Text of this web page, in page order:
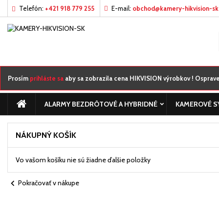
Telefón: +421 918 779 255 E-mail: obchod@kamery-hikvision-
Prosím prihláste sa aby sa zobrazila cena HIKVISION výrobkov !
ALARMY BEZDRÔTOVÉ A HYBRIDNÉ KAMEROVÉ
NÁKUPNÝ KOŠÍK
Vo vašom košíku nie sú žiadne ďalšie položky
chevron_left Pokračovať v nákupe